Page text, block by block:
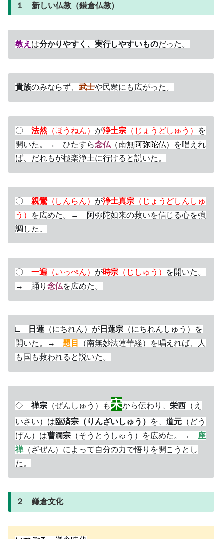
１ 新しい仏教（鎌倉仏教）
教え は分かりやすく、実行しやすいものだった。
貴族のみならず、 武士や民衆にも広がった。
〇 法然（ほうねん） が浄土宗 （じょうどしゅう）
を
開いた。→ ひたすら念仏 （南無阿弥陀仏）
を唱えれ
ば、だれもが極楽浄土に行けると説いた。
〇 親鸞（しんらん） が浄土真宗 （じょうどしんしゅ
う）
を広めた。→ 阿弥陀如来の救いを信じる心を強
調した。
〇 一遍 （いっぺん） が時宗 （じしゅう）
を開いた。
→ 踊り 念仏を広めた。
□ 日蓮 （にちれん）が 日蓮宗 （にちれんしゅう）を
開いた。→ 題目
（南無妙法蓮華経）を唱えれば、人
も国も救われると説いた。
◇ 禅宗 （ぜんしゅう）も宋から伝わり、 栄西 （え
いさい）は臨済宗（りんざいしゅう） を、 道元 （どう
げん）は曹洞宗 （そうとうしゅう）を広めた。→ 座
禅（ざぜん）によって自分の力で悟りを開こうとし
た。
２ 鎌倉文化